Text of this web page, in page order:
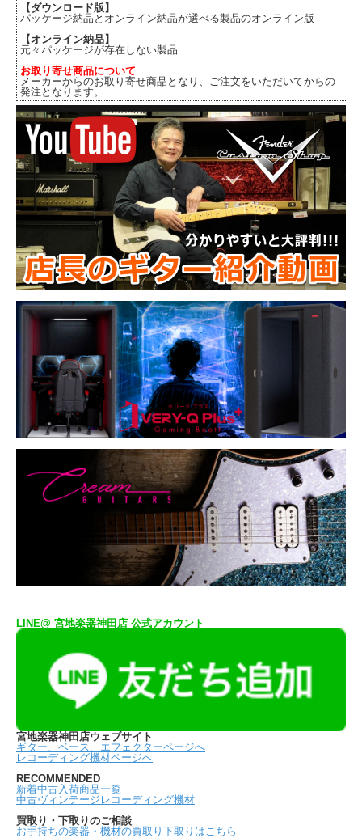
【ダウンロード版】
パッケージ納品とオンライン納品が選べる製品のオンライン版
【オンライン納品】
元々パッケージが存在しない製品
お取り寄せ商品について
メーカーからのお取り寄せ商品となり、ご注文をいただいてからの
発注となります。
LINE@ 宮地楽器神田店 公式アカウント
宮地楽器神田店ウェブサイト
ギター、ベース、エフェクターページへ
レコーディング機材ページへ
RECOMMENDED
新着中古入荷商品一覧
中古ヴィンテージレコーディング機材
買取り・下取りのご相談
お手持ちの楽器・機材の買取り下取りはこちら